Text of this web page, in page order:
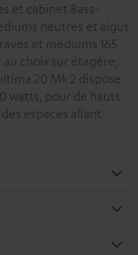
et cabinet Bass-
neutres et aigus
et mediums 165
choix sur étagère,
20 Mk 2 dispose
watts, pour de hauts
espaces allant